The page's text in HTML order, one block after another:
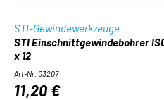
STI-Gewindewerkzeuge
STI Einschnittgewindebohrer
x 12
Art-Nr. 03207
11,20 €